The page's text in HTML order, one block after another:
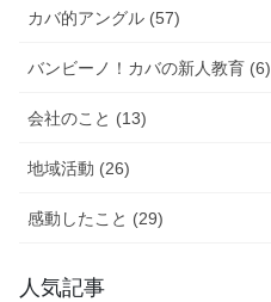
カバ的アングル (57)
バンビーノ！カバの新人教育 (6)
会社のこと (13)
地域活動 (26)
感動したこと (29)
人気記事